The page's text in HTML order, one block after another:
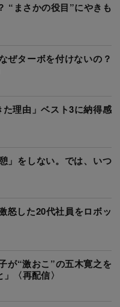
“まさかの役目”にやきも
ぜターボを付けないの？
理由」ベスト3に納得感
」をしない。では、いつ
怒した20代社員をロボッ
が“激おこ”の五木寛之を
〈再配信〉